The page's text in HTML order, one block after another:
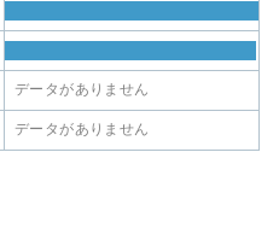
データがありません
データがありません